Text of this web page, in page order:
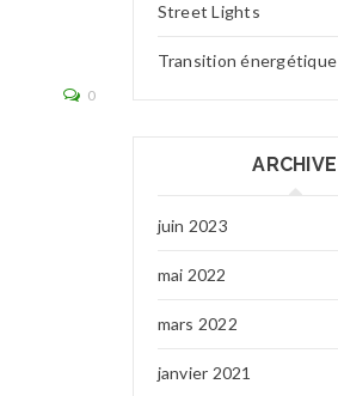
0
Algérie
Street Lights
Transition énergétique
ARCHIVE
juin 2023
mai 2022
mars 2022
janvier 2021